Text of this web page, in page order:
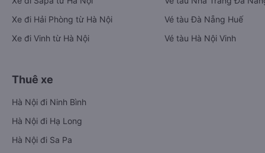
Xe đi Hải Phòng từ Hà Nội
Xe đi Vinh từ Hà Nội
Vé tàu Đà Nẵng Huế
Vé tàu Hà Nội Vinh
Thuê xe
Hà Nội đi Ninh Bình
Hà Nội đi Hạ Long
Hà Nội đi Sa Pa